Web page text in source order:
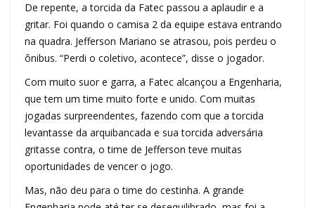
De repente, a torcida da Fatec passou a aplaudir e a
gritar. Foi quando o camisa 2 da equipe estava entrando
na quadra. Jefferson Mariano se atrasou, pois perdeu o
ônibus. “Perdi o coletivo, acontece”, disse o jogador.
Com muito suor e garra, a Fatec alcançou a Engenharia,
que tem um time muito forte e unido. Com muitas
jogadas surpreendentes, fazendo com que a torcida
levantasse da arquibancada e sua torcida adversária
gritasse contra, o time de Jefferson teve muitas
oportunidades de vencer o jogo.
Mas, não deu para o time do cestinha. A grande